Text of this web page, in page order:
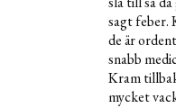
sagt feber.
de är
snabb
Kram
mycket